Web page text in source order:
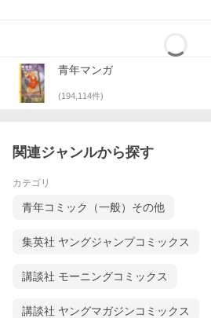
青年マンガ
(194,114件)
関連ジャンルから探す
カテゴリ
青年コミック（一般）その他
集英社 ヤングジャンプコミックス
講談社 モーニングコミックス
講談社 ヤングマガジンコミックス